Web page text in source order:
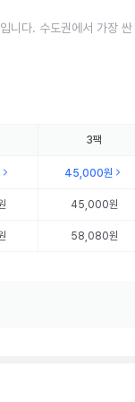
니다. 수도권에서 가장 싼
3팩
45,000원
45,000원
58,080원